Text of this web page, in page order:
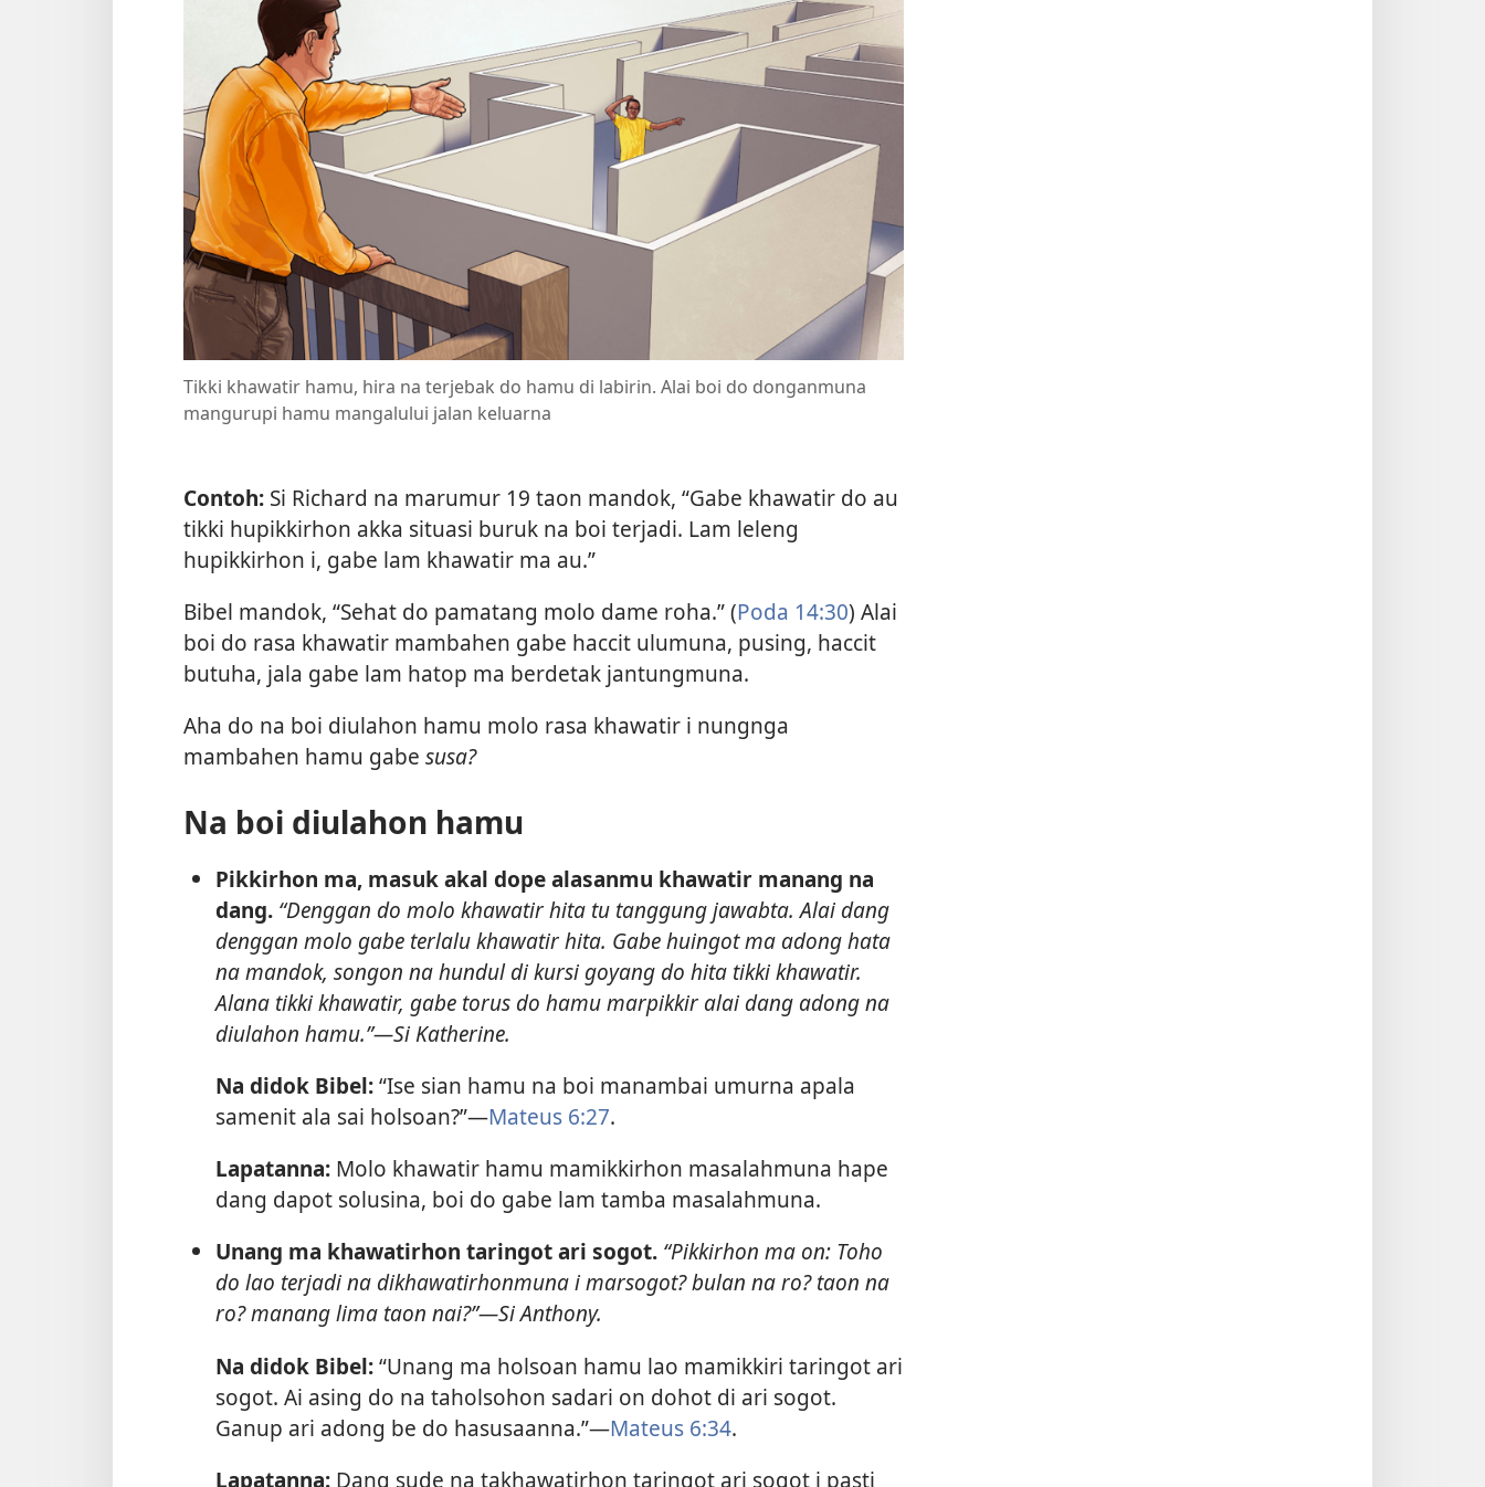
Tikki khawatir hamu, hira na terjebak do hamu di labirin. Alai boi do donganmuna
mangurupi hamu mangalului jalan keluarna
Contoh: Si Richard na marumur 19 taon mandok, “Gabe khawatir do au
tikki hupikkirhon akka situasi buruk na boi terjadi. Lam leleng
hupikkirhon i, gabe lam khawatir ma au.”
Bibel mandok, “Sehat do pamatang molo dame roha.” (Poda 14:30) Alai
boi do rasa khawatir mambahen gabe haccit ulumuna, pusing, haccit
butuha, jala gabe lam hatop ma berdetak jantungmuna.
Aha do na boi diulahon hamu molo rasa khawatir i nungnga
mambahen hamu gabe susa?
Na boi diulahon hamu
Pikkirhon ma, masuk akal dope alasanmu khawatir manang na
dang. “Denggan do molo khawatir hita tu tanggung jawabta. Alai dang
denggan molo gabe terlalu khawatir hita. Gabe huingot ma adong hata
na mandok, songon na hundul di kursi goyang do hita tikki khawatir.
Alana tikki khawatir, gabe torus do hamu marpikkir alai dang adong na
diulahon hamu.”​—Si Katherine.
Na didok Bibel:“Ise sian hamu na boi manambai umurna apala
samenit ala sai holsoan?”​—Mateus 6:27.
Lapatanna:Molo khawatir hamu mamikkirhon masalahmuna hape
dang dapot solusina, boi do gabe lam tamba masalahmuna.
Unang ma khawatirhon taringot ari sogot. “Pikkirhon ma on: Toho
do lao terjadi na dikhawatirhonmuna i marsogot? bulan na ro? taon na
ro? manang lima taon nai?”​—Si Anthony.
Na didok Bibel:“Unang ma holsoan hamu lao mamikkiri taringot ari
sogot. Ai asing do na taholsohon sadari on dohot di ari sogot.
Ganup ari adong be do hasusaanna.”​—Mateus 6:34.
Lapatanna:Dang sude na takhawatirhon taringot ari sogot i pasti